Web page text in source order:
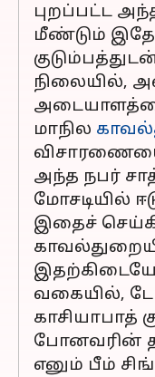
புறப்பட்ட
மீண்டும்
நிலையில்,
மாநில
விசாரணையை
அந்த நபர்
மோசடியில்
இதைச்
இதற்கிடையே,
வகையில்,
காசியாபாத்
போனவரின்
எனும் பீம்